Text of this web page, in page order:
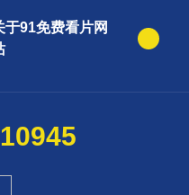
于91免费看片网